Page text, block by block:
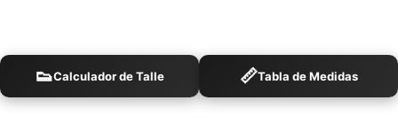
👟Calculador de Talle 📏Tabla de Medidas